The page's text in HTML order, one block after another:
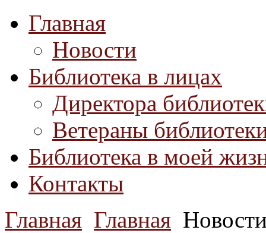
Главная
Новости
Библиотека в лицах
Директора
Ветераны
Библиотека в моей
Контакты
Главная Главная